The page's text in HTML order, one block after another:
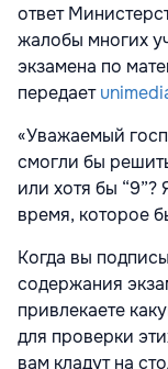
ответ
жалобы многих
экзамена по
передает
«Уважаемый
смогли бы
или хотя бы
время, которое
Когда вы
содержания
привлекаете
для проверки
вам кладут на